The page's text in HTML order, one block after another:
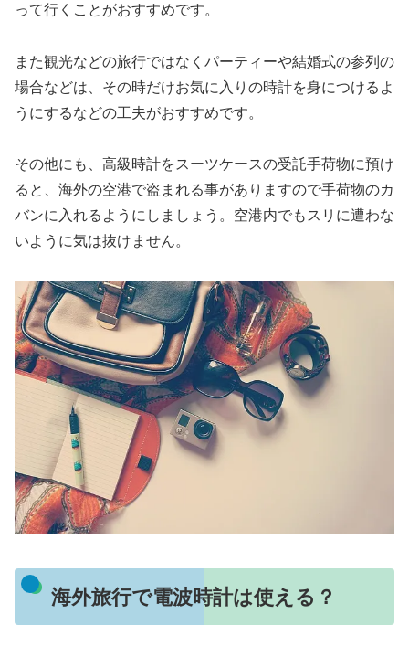
って行くことがおすすめです。
また観光などの旅行ではなくパーティーや結婚式の参列の
場合などは、その時だけお気に入りの時計を身につけるよ
うにするなどの工夫がおすすめです。
その他にも、高級時計をスーツケースの受託手荷物に預け
ると、海外の空港で盗まれる事がありますので手荷物のカ
バンに入れるようにしましょう。空港内でもスリに遭わな
いように気は抜けません。
海外旅行で電波時計は使える？